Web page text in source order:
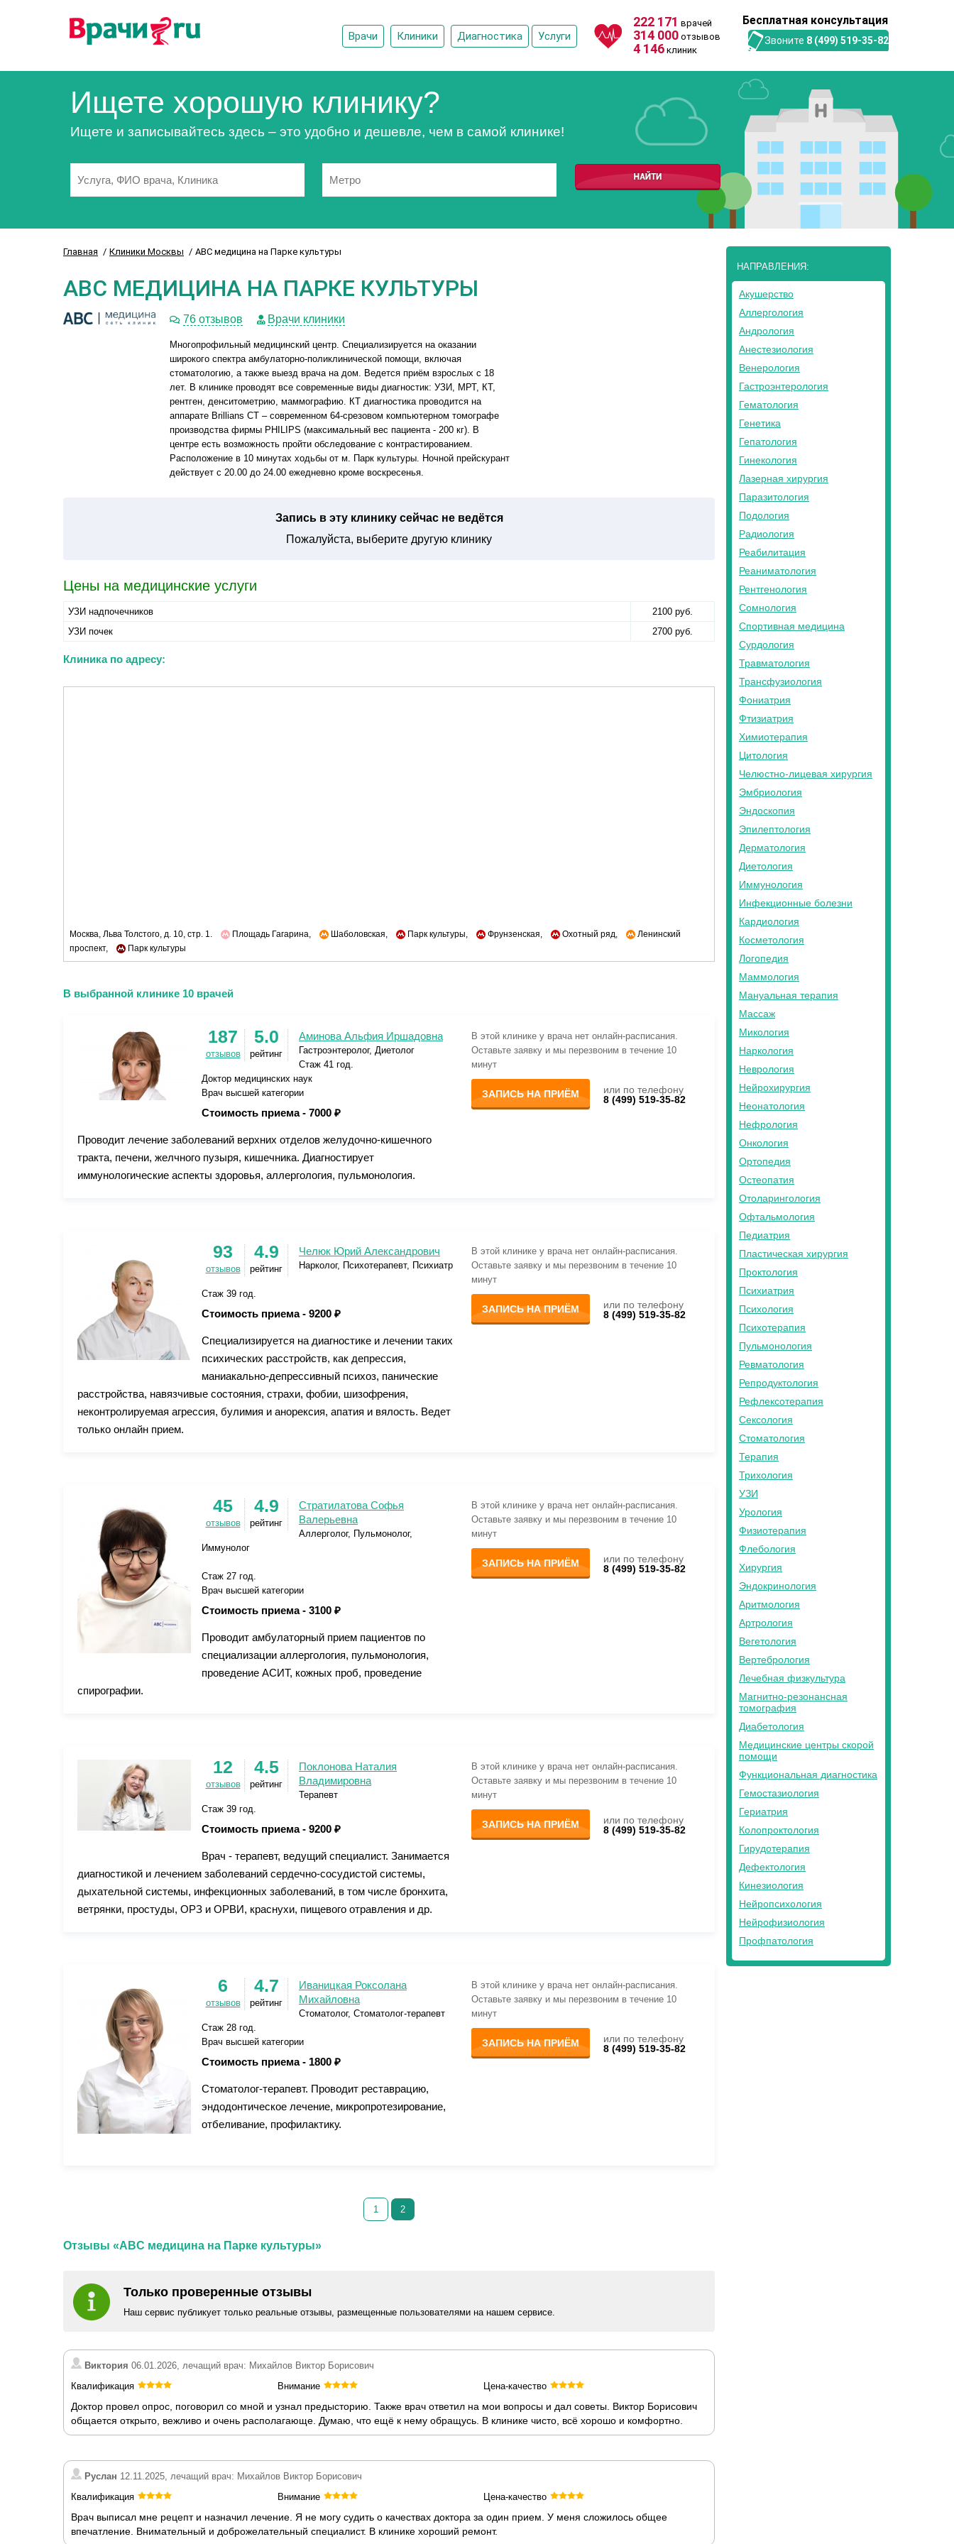
Врачи Клиники Диагностика Услуги
222 171 врачей
314 000 отзывов
4 146 клиник
Бесплатная консультация
Звоните 8 (499) 519-35-82
Ищете хорошую клинику?
Ищете и записывайтесь здесь – это удобно и дешевле, чем в самой клинике!
Главная Клиники Москвы ABC медицина на Парке культуры
ABC МЕДИЦИНА НА ПАРКЕ КУЛЬТУРЫ
76 отзывов Врачи клиники
Многопрофильный медицинский центр. Специализируется на оказании
широкого спектра амбулаторно-поликлинической помощи, включая
стоматологию, а также выезд врача на дом. Ведется приём взрослых с 18
лет. В клинике проводят все современные виды диагностик: УЗИ, МРТ, КТ,
рентген, денситометрию, маммографию. КТ диагностика проводится на
аппарате Brillians CT – современном 64-срезовом компьютерном томографе
производства фирмы PHILIPS (максимальный вес пациента - 200 кг). В
центре есть возможность пройти обследование с контрастированием.
Расположение в 10 минутах ходьбы от м. Парк культуры. Ночной прейскурант
действует с 20.00 до 24.00 ежедневно кроме воскресенья.
Запись в эту клинику сейчас не ведётся
Пожалуйста, выберите другую клинику
Цены на медицинские услуги
УЗИ надпочечников
2100 руб.
УЗИ почек
2700 руб.
Клиника по адресу:
Москва, Льва Толстого, д. 10, стр. 1. Площадь Гагарина, Шаболовская, Парк культуры, Фрунзенская, Охотный ряд,
Ленинский
проспект,
Парк культуры
В выбранной клинике 10 врачей
В этой клинике у врача нет онлайн-расписания.
Оставьте заявку и мы перезвоним в течение 10
минут
ЗАПИСЬ НА ПРИЁМ
или по телефону
8 (499) 519-35-82
187
отзывов
5.0
рейтинг
Аминова Альфия Иршадовна
Гастроэнтеролог, Диетолог
Стаж 41 год.
Доктор медицинских наук
Врач высшей категории
Стоимость приема - 7000 ₽
Проводит лечение заболеваний верхних отделов желудочно-кишечного
тракта, печени, желчного пузыря, кишечника. Диагностирует
иммунологические аспекты здоровья, аллергология, пульмонология.
В этой клинике у врача нет онлайн-расписания.
Оставьте заявку и мы перезвоним в течение 10
минут
ЗАПИСЬ НА ПРИЁМ
или по телефону
8 (499) 519-35-82
93
отзывов
4.9
рейтинг
Челюк Юрий Александрович
Нарколог, Психотерапевт, Психиатр
Стаж 39 год.
Стоимость приема - 9200 ₽
Специализируется на диагностике и лечении таких
психических расстройств, как депрессия,
маниакально-депрессивный психоз, панические
расстройства, навязчивые состояния, страхи, фобии, шизофрения,
неконтролируемая агрессия, булимия и анорексия, апатия и вялость. Ведет
только онлайн прием.
В этой клинике у врача нет онлайн-расписания.
Оставьте заявку и мы перезвоним в течение 10
минут
ЗАПИСЬ НА ПРИЁМ
или по телефону
8 (499) 519-35-82
45
отзывов
4.9
рейтинг
Стратилатова Софья
Валерьевна
Аллерголог, Пульмонолог,
Иммунолог
Стаж 27 год.
Врач высшей категории
Стоимость приема - 3100 ₽
Проводит амбулаторный прием пациентов по
специализации аллергология, пульмонология,
проведение АСИТ, кожных проб, проведение
спирографии.
В этой клинике у врача нет онлайн-расписания.
Оставьте заявку и мы перезвоним в течение 10
минут
ЗАПИСЬ НА ПРИЁМ
или по телефону
8 (499) 519-35-82
12
отзывов
4.5
рейтинг
Поклонова Наталия
Владимировна
Терапевт
Стаж 39 год.
Стоимость приема - 9200 ₽
Врач - терапевт, ведущий специалист. Занимается
диагностикой и лечением заболеваний сердечно-сосудистой системы,
дыхательной системы, инфекционных заболеваний, в том числе бронхита,
ветрянки, простуды, ОРЗ и ОРВИ, краснухи, пищевого отравления и др.
В этой клинике у врача нет онлайн-расписания.
Оставьте заявку и мы перезвоним в течение 10
минут
ЗАПИСЬ НА ПРИЁМ
или по телефону
8 (499) 519-35-82
6
отзывов
4.7
рейтинг
Иваницкая Роксолана
Михайловна
Стоматолог, Стоматолог-терапевт
Стаж 28 год.
Врач высшей категории
Стоимость приема - 1800 ₽
Стоматолог-терапевт. Проводит реставрацию,
эндодонтическое лечение, микропротезирование,
отбеливание, профилактику.
1 2
Отзывы «ABC медицина на Парке культуры»
Только проверенные отзывы
Наш сервис публикует только реальные отзывы, размещенные пользователями на нашем сервисе.
Виктория 06.01.2026, лечащий врач: Михайлов Виктор Борисович
Квалификация
Внимание Цена-качество
Доктор провел опрос, поговорил со мной и узнал предысторию. Также врач ответил на мои вопросы и дал советы. Виктор Борисович
общается открыто, вежливо и очень располагающе. Думаю, что ещё к нему обращусь. В клинике чисто, всё хорошо и комфортно.
Руслан 12.11.2025, лечащий врач: Михайлов Виктор Борисович
Квалификация
Внимание Цена-качество
Врач выписал мне рецепт и назначил лечение. Я не могу судить о качествах доктора за один прием. У меня сложилось общее
впечатление. Внимательный и доброжелательный специалист. В клинике хороший ремонт.
НАПРАВЛЕНИЯ:
Акушерство
Аллергология
Андрология
Анестезиология
Венерология
Гастроэнтерология
Гематология
Генетика
Гепатология
Гинекология
Лазерная хирургия
Паразитология
Подология
Радиология
Реабилитация
Реаниматология
Рентгенология
Сомнология
Спортивная медицина
Сурдология
Травматология
Трансфузиология
Фониатрия
Фтизиатрия
Химиотерапия
Цитология
Челюстно-лицевая хирургия
Эмбриология
Эндоскопия
Эпилептология
Дерматология
Диетология
Иммунология
Инфекционные болезни
Кардиология
Косметология
Логопедия
Маммология
Мануальная терапия
Массаж
Микология
Наркология
Неврология
Нейрохирургия
Неонатология
Нефрология
Онкология
Ортопедия
Остеопатия
Отоларингология
Офтальмология
Педиатрия
Пластическая хирургия
Проктология
Психиатрия
Психология
Психотерапия
Пульмонология
Ревматология
Репродуктология
Рефлексотерапия
Сексология
Стоматология
Терапия
Трихология
УЗИ
Урология
Физиотерапия
Флебология
Хирургия
Эндокринология
Аритмология
Артрология
Вегетология
Вертебрология
Лечебная физкультура
Магнитно-резонансная
томография
Диабетология
Медицинские центры скорой
помощи
Функциональная диагностика
Гемостазиология
Гериатрия
Колопроктология
Гирудотерапия
Дефектология
Кинезиология
Нейропсихология
Нейрофизиология
Профпатология